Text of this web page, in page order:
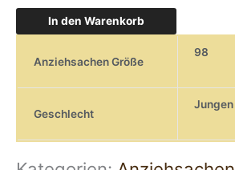
In den Warenkorb
Anziehsachen Größe
98
Geschlecht
Jungen